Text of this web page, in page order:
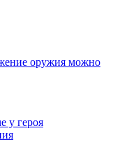
оружия можно
у героя